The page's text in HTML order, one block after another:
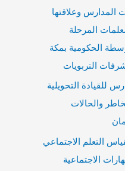
المدارس وعلاقتها
المرحلة
الحكومية بمكة
التربويات
للقيادة التحويلية
والحالات
التعلم الاجتماعي
الاجتماعية